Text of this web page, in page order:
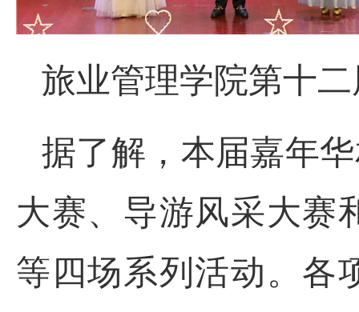
旅业管理学院第十
据了解，本届嘉年
大赛、导游风采大赛
等四场系列活动。各